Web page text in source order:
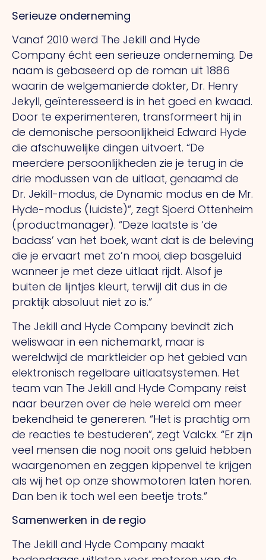
Serieuze onderneming
Vanaf 2010 werd The Jekill and Hyde
Company écht een serieuze onderneming. De
naam is gebaseerd op de roman uit 1886
waarin de welgemanierde dokter, Dr. Henry
Jekyll, geïnteresseerd is in het goed en kwaad.
Door te experimenteren, transformeert hij in
de demonische persoonlijkheid Edward Hyde
die afschuwelijke dingen uitvoert. “De
meerdere persoonlijkheden zie je terug in de
drie modussen van de uitlaat, genaamd de
Dr. Jekill-modus, de Dynamic modus en de Mr.
Hyde-modus (luidste)”, zegt Sjoerd Ottenheim
(productmanager). “Deze laatste is ‘de
badass’ van het boek, want dat is de beleving
die je ervaart met zo’n mooi, diep basgeluid
wanneer je met deze uitlaat rijdt. Alsof je
buiten de lijntjes kleurt, terwijl dit dus in de
praktijk absoluut niet zo is.”
The Jekill and Hyde Company bevindt zich
weliswaar in een nichemarkt, maar is
wereldwijd de marktleider op het gebied van
elektronisch regelbare uitlaatsystemen. Het
team van The Jekill and Hyde Company reist
naar beurzen over de hele wereld om meer
bekendheid te genereren. “Het is prachtig om
de reacties te bestuderen”, zegt Valckx. “Er zijn
veel mensen die nog nooit ons geluid hebben
waargenomen en zeggen kippenvel te krijgen
als wij het op onze showmotoren laten horen.
Dan ben ik toch wel een beetje trots.”
Samenwerken in de regio
The Jekill and Hyde Company maakt